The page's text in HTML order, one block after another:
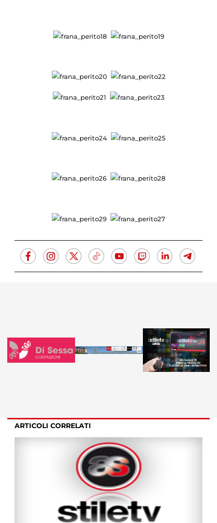
ARTICOLI CORRELATI